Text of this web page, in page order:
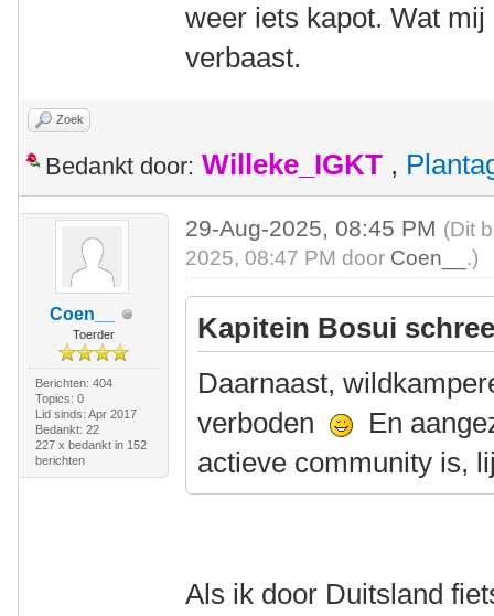
weer iets kapot. Wat
verbaast.
Zoek
Bedankt door: Willeke_IGKT ,
Coen__
Toerder
Berichten: 404
Topics: 0
Lid sinds: Apr 2017
Bedankt: 22
227 x bedankt in 152
berichten
29-Aug-2025, 08:45 PM (Dit
2025, 08:47 PM door Coen__ .)
Kapitein Bosui
Daarnaast,
verboden
En
actieve community is,
Als ik door Duitsland